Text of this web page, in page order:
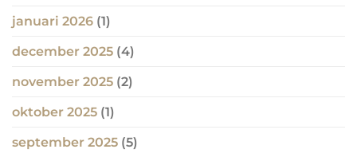
januari 2026 (1)
december 2025 (4)
november 2025 (2)
oktober 2025 (1)
september 2025 (5)